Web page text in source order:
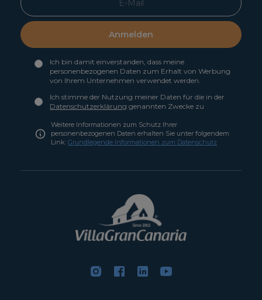
Anmelden
Ich bin damit einverstanden, dass meine
personenbezogenen Daten zum Erhalt von Werbung
von Ihrem Unternehmen verwendet werden.
Ich stimme der Nutzung meiner Daten für die in der
Datenschutzerklärung genannten Zwecke zu
Weitere Informationen zum Schutz Ihrer
personenbezogenen Daten erhalten Sie unter folgendem
Link:Grundlegende Informationen zum Datenschutz